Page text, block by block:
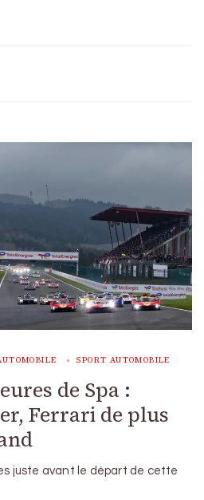
SPORT AUTOMOBILE
de Spa :
Ferrari de plus
juste avant le départ de cette